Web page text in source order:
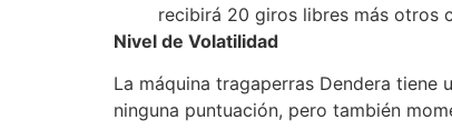
recibirá 20 giros libres más otros
Nivel de Volatilidad
La máquina tragaperras Dendera
ninguna puntuación, pero también